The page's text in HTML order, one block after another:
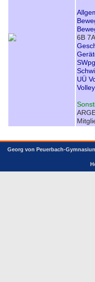
6B
UÜ
Georg von Peuerbach-